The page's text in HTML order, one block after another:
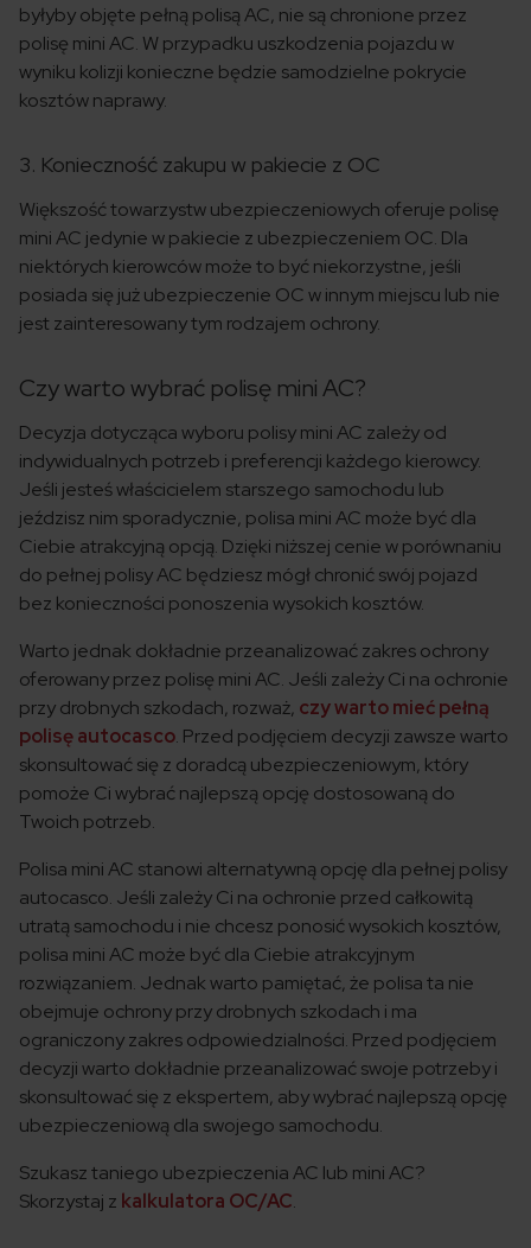
byłyby objęte pełną polisą AC, nie są chronione przez
polisę mini AC. W przypadku uszkodzenia pojazdu w
wyniku kolizji konieczne będzie samodzielne pokrycie
kosztów naprawy.
3. Konieczność zakupu w pakiecie z OC
Większość towarzystw ubezpieczeniowych oferuje polisę
mini AC jedynie w pakiecie z ubezpieczeniem OC. Dla
niektórych kierowców może to być niekorzystne, jeśli
posiada się już ubezpieczenie OC w innym miejscu lub nie
jest zainteresowany tym rodzajem ochrony.
Czy warto wybrać polisę mini AC?
Decyzja dotycząca wyboru polisy mini AC zależy od
indywidualnych potrzeb i preferencji każdego kierowcy.
Jeśli jesteś właścicielem starszego samochodu lub
jeździsz nim sporadycznie, polisa mini AC może być dla
Ciebie atrakcyjną opcją. Dzięki niższej cenie w porównaniu
do pełnej polisy AC będziesz mógł chronić swój pojazd
bez konieczności ponoszenia wysokich kosztów.
Warto jednak dokładnie przeanalizować zakres ochrony
oferowany przez polisę mini AC. Jeśli zależy Ci na ochronie
przy drobnych szkodach, rozważ, czy warto mieć pełną
polisę autocasco. Przed podjęciem decyzji zawsze warto
skonsultować się z doradcą ubezpieczeniowym, który
pomoże Ci wybrać najlepszą opcję dostosowaną do
Twoich potrzeb.
Polisa mini AC stanowi alternatywną opcję dla pełnej polisy
autocasco. Jeśli zależy Ci na ochronie przed całkowitą
utratą samochodu i nie chcesz ponosić wysokich kosztów,
polisa mini AC może być dla Ciebie atrakcyjnym
rozwiązaniem. Jednak warto pamiętać, że polisa ta nie
obejmuje ochrony przy drobnych szkodach i ma
ograniczony zakres odpowiedzialności. Przed podjęciem
decyzji warto dokładnie przeanalizować swoje potrzeby i
skonsultować się z ekspertem, aby wybrać najlepszą opcję
ubezpieczeniową dla swojego samochodu.
Szukasz taniego ubezpieczenia AC lub mini AC?
Skorzystaj z kalkulatora OC/AC.